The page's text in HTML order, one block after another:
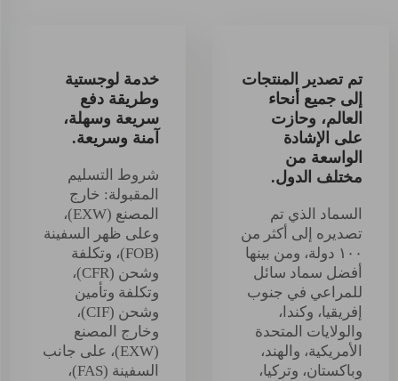
تم تصدير المنتجات
إلى جميع أنحاء
العالم، وحازت
على الإشادة
الواسعة من
مختلف الدول.
السماد الذي تم
تصديره إلى أكثر من
١٠٠ دولة، ومن بينها
أفضل سماد سائل
للمراعي في جنوب
إفريقيا، وكندا،
والولايات المتحدة
الأمريكية، والهند،
وباكستان، وتركيا،
خدمة لوجستية
وطريقة دفع
سريعة وسهلة،
آمنة وسريعة.
شروط التسليم
المقبولة: خارج
المصنع (EXW)،
وعلى ظهر السفينة
(FOB)، وتكلفة
وشحن (CFR)،
وتكلفة وتأمين
وشحن (CIF)،
وخارج المصنع
(EXW)، على جانب
السفينة (FAS)،